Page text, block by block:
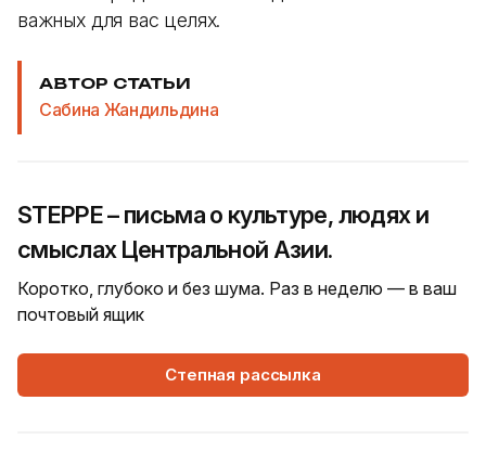
важных для вас целях.
АВТОР СТАТЬИ
Сабина Жандильдина
STEPPE – письма о культуре, людях и
смыслах Центральной Азии.
Коротко, глубоко и без шума. Раз в неделю — в ваш
почтовый ящик
Степная рассылка